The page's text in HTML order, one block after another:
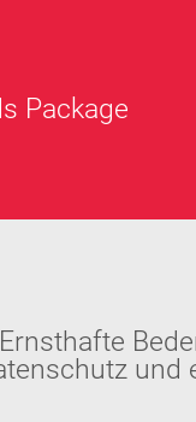
Package
und